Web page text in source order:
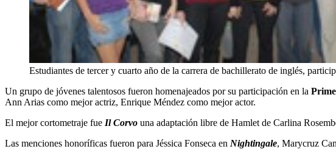
Estudiantes de tercer y cuarto año de la carrera de bachillerato de inglés,
Un grupo de jóvenes talentosos fueron homenajeados por su participación en la
Ann Arias como mejor actriz, Enrique Méndez como mejor actor.
El mejor cortometraje fue Il Corvo una adaptación libre de Hamlet de Carlina
Las menciones honoríficas fueron para Jéssica Fonseca en Nightingale, Marycruz